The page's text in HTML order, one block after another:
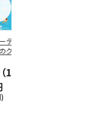
ティング切
グリーティ
（10）